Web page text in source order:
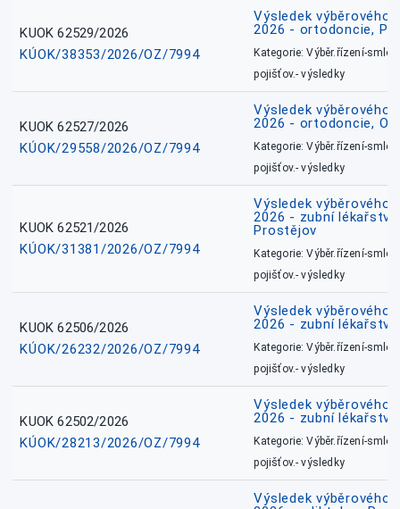
KUOK 62529/2026
KÚOK/38353/2026/OZ/7994
Výsledek výběrového
2026 - ortodoncie,
Kategorie: Výběr.řízení-
pojišťov.- výsledky
KUOK 62527/2026
KÚOK/29558/2026/OZ/7994
Výsledek výběrového
2026 - ortodoncie,
Kategorie: Výběr.řízení-
pojišťov.- výsledky
KUOK 62521/2026
KÚOK/31381/2026/OZ/7994
Výsledek výběrového
2026 - zubní
Prostějov
Kategorie: Výběr.řízení-
pojišťov.- výsledky
KUOK 62506/2026
KÚOK/26232/2026/OZ/7994
Výsledek výběrového
2026 - zubní
Kategorie: Výběr.řízení-
pojišťov.- výsledky
KUOK 62502/2026
KÚOK/28213/2026/OZ/7994
Výsledek výběrového
2026 - zubní
Kategorie: Výběr.řízení-
pojišťov.- výsledky
Výsledek výběrového